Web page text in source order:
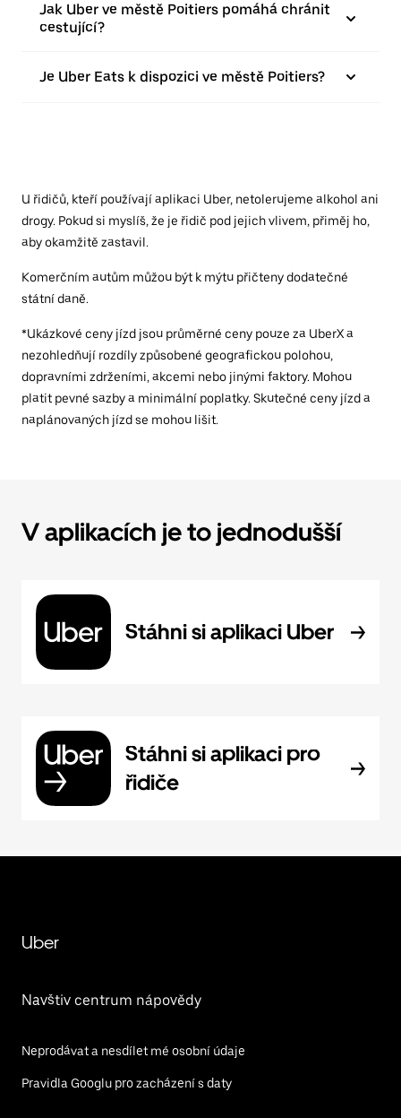
Jak Uber ve městě Poitiers pomáhá chránit
cestující?
Je Uber Eats k dispozici ve městě Poitiers?
U řidičů, kteří používají aplikaci Uber, netolerujeme alkohol ani
drogy. Pokud si myslíš, že je řidič pod jejich vlivem, přiměj ho,
aby okamžitě zastavil.
Komerčním autům můžou být k mýtu přičteny dodatečné
státní daně.
*Ukázkové ceny jízd jsou průměrné ceny pouze za UberX a
nezohledňují rozdíly způsobené geografickou polohou,
dopravními zdrženími, akcemi nebo jinými faktory. Mohou
platit pevné sazby a minimální poplatky. Skutečné ceny jízd a
naplánovaných jízd se mohou lišit.
V aplikacích je to jednodušší
Stáhni si aplikaci Uber
Stáhni si aplikaci pro
řidiče
Uber
Navštiv centrum nápovědy
Neprodávat a nesdílet mé osobní údaje
Pravidla Googlu pro zacházení s daty